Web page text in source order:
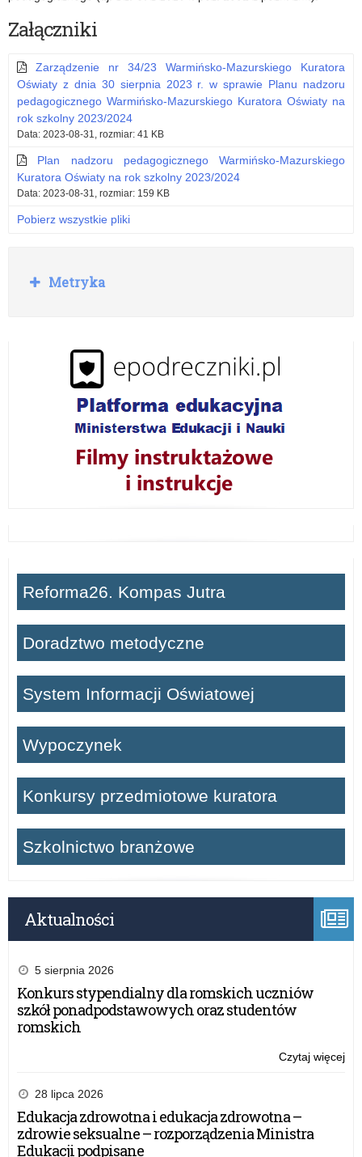
Załączniki
Zarządzenie nr 34/23 Warmińsko-Mazurskiego Kuratora
Oświaty z dnia 30 sierpnia 2023 r. w sprawie Planu nadzoru
pedagogicznego Warmińsko-Mazurskiego Kuratora Oświaty na
rok szkolny 2023/2024
Data: 2023-08-31, rozmiar: 41 KB
Plan nadzoru pedagogicznego Warmińsko-Mazurskiego
Kuratora Oświaty na rok szkolny 2023/2024
Data: 2023-08-31, rozmiar: 159 KB
Pobierz wszystkie pliki
R
o
Metryka
Reforma26. Kompas Jutra
Doradztwo metodyczne
System Informacji Oświatowej
Wypoczynek
Konkursy przedmiotowe kuratora
Szkolnictwo branżowe
Aktualności
5 sierpnia 2026
Konkurs stypendialny dla romskich uczniów
szkół ponadpodstawowych oraz studentów
romskich
Czytaj więcej
28 lipca 2026
Edukacja zdrowotna i edukacja zdrowotna –
zdrowie seksualne – rozporządzenia Ministra
Edukacji podpisane